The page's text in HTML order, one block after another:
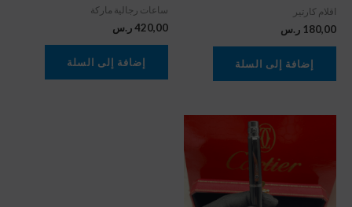
اقلام كارتير
180,00 ر.س
إضافة إلى السلة
ساعات رجالية ماركة
420,00ر.س
إضافة إلى السلة